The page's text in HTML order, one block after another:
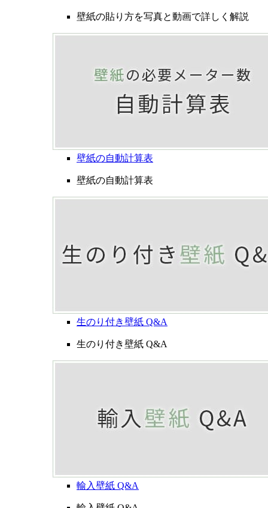
壁紙の貼り方を写真と動画で詳しく解説
壁紙の自動計算表
壁紙の自動計算表
生のり付き壁紙 Q&A
生のり付き壁紙 Q&A
輸入壁紙 Q&A